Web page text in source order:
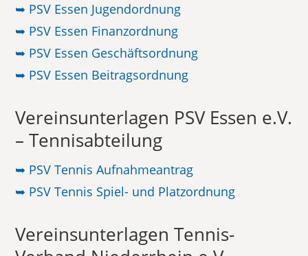
➥ PSV Essen Jugendordnung
➥ PSV Essen Finanzordnung
➥ PSV Essen Geschäftsordnung
➥ PSV Essen Beitragsordnung
Vereinsunterlagen PSV Essen e.V.
– Tennisabteilung
➥ PSV Tennis Aufnahmeantrag
➥ PSV Tennis Spiel- und Platzordnung
Vereinsunterlagen Tennis-